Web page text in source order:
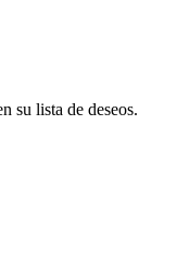
su lista de deseos.